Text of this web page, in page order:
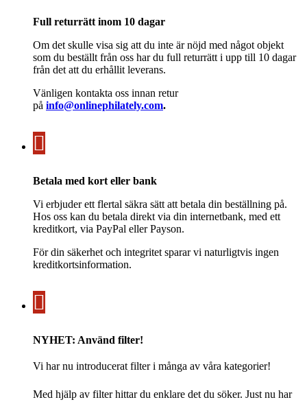
Full returrätt inom 10 dagar
Om det skulle visa sig att du inte är nöjd med något objekt
som du beställt från oss har du full returrätt i upp till 10 dagar
från det att du erhållit leverans.
Vänligen kontakta oss innan retur
på info@onlinephilately.com.
Betala med kort eller bank
Vi erbjuder ett flertal säkra sätt att betala din beställning på.
Hos oss kan du betala direkt via din internetbank, med ett
kreditkort, via PayPal eller Payson.
För din säkerhet och integritet sparar vi naturligtvis ingen
kreditkortsinformation.
NYHET: Använd filter!
Vi har nu introducerat filter i många av våra kategorier!
Med hjälp av filter hittar du enklare det du söker. Just nu har